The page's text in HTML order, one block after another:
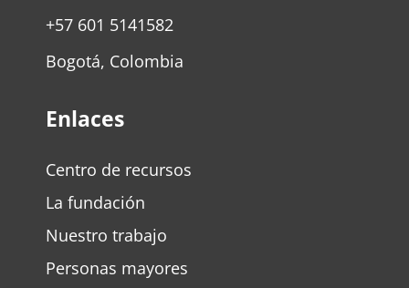
+57 601 5141582
Bogotá, Colombia
Enlaces
Centro de recursos
La fundación
Nuestro trabajo
Personas mayores